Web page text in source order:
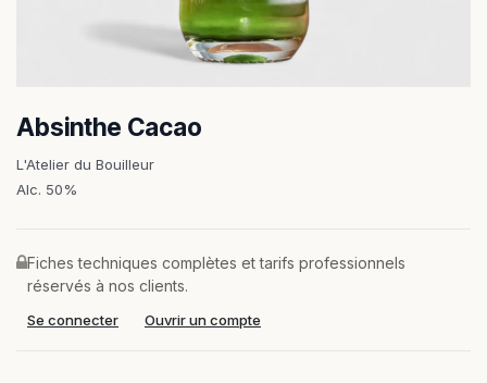
Absinthe Cacao
L'Atelier du Bouilleur
Alc. 50%
Fiches techniques complètes et tarifs professionnels
réservés à nos clients.
Se connecter Ouvrir un compte